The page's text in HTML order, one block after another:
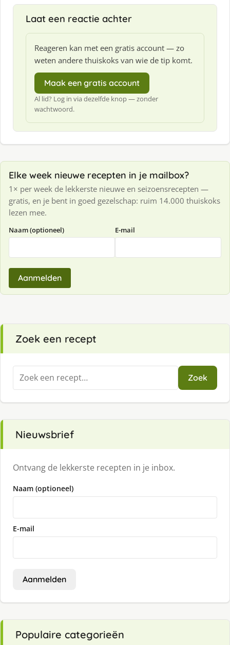
Laat een reactie achter
Reageren kan met een gratis account — zo
weten andere thuiskoks van wie de tip komt.
Maak een gratis account
Al lid? Log in via dezelfde knop — zonder
wachtwoord.
Elke week nieuwe recepten in je mailbox?
1× per week de lekkerste nieuwe en seizoensrecepten —
gratis, en je bent in goed gezelschap: ruim 14.000 thuiskoks
lezen mee.
Naam (optioneel) E-mail
Aanmelden
Zoek een recept
Zoeken
naar:
Zoek
Nieuwsbrief
Ontvang de lekkerste recepten in je inbox.
Naam (optioneel)
E-mail
Aanmelden
Populaire categorieën